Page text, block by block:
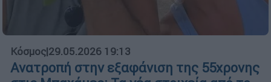
Κόσμος|29.05.2026 19:13
Ανατροπή στην εξαφάνιση της 55χρονης